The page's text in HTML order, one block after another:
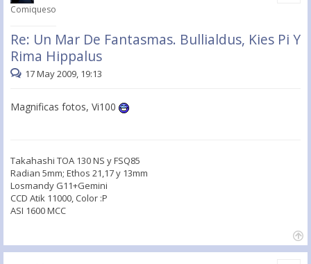
Comiqueso
Re: Un Mar De Fantasmas. Bullialdus, Kies Pi Y
Rima Hippalus
17 May 2009, 19:13
Magnificas fotos, Vi100
Takahashi TOA 130 NS y FSQ85
Radian 5mm; Ethos 21,17 y 13mm
Losmandy G11+Gemini
CCD Atik 11000, Color :P
ASI 1600 MCC